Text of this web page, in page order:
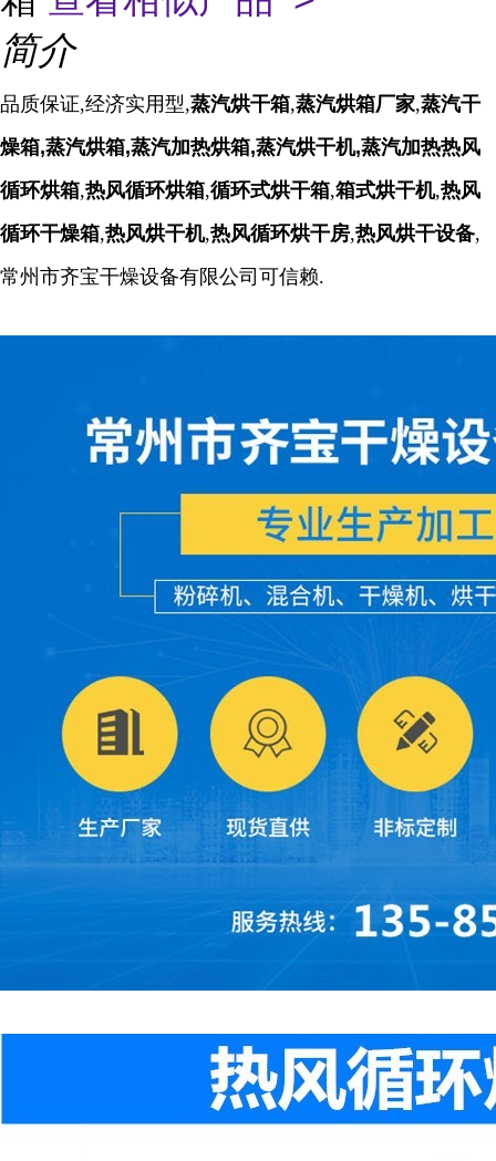
简介
品质保证,经济实用型,蒸汽烘干箱,蒸汽烘箱厂家,蒸汽干
燥箱,蒸汽烘箱,蒸汽加热烘箱,蒸汽烘干机,蒸汽加热热风
循环烘箱,热风循环烘箱,循环式烘干箱,箱式烘干机,热风
循环干燥箱,热风烘干机,热风循环烘干房,热风烘干设备,
常州市齐宝干燥设备有限公司可信赖.